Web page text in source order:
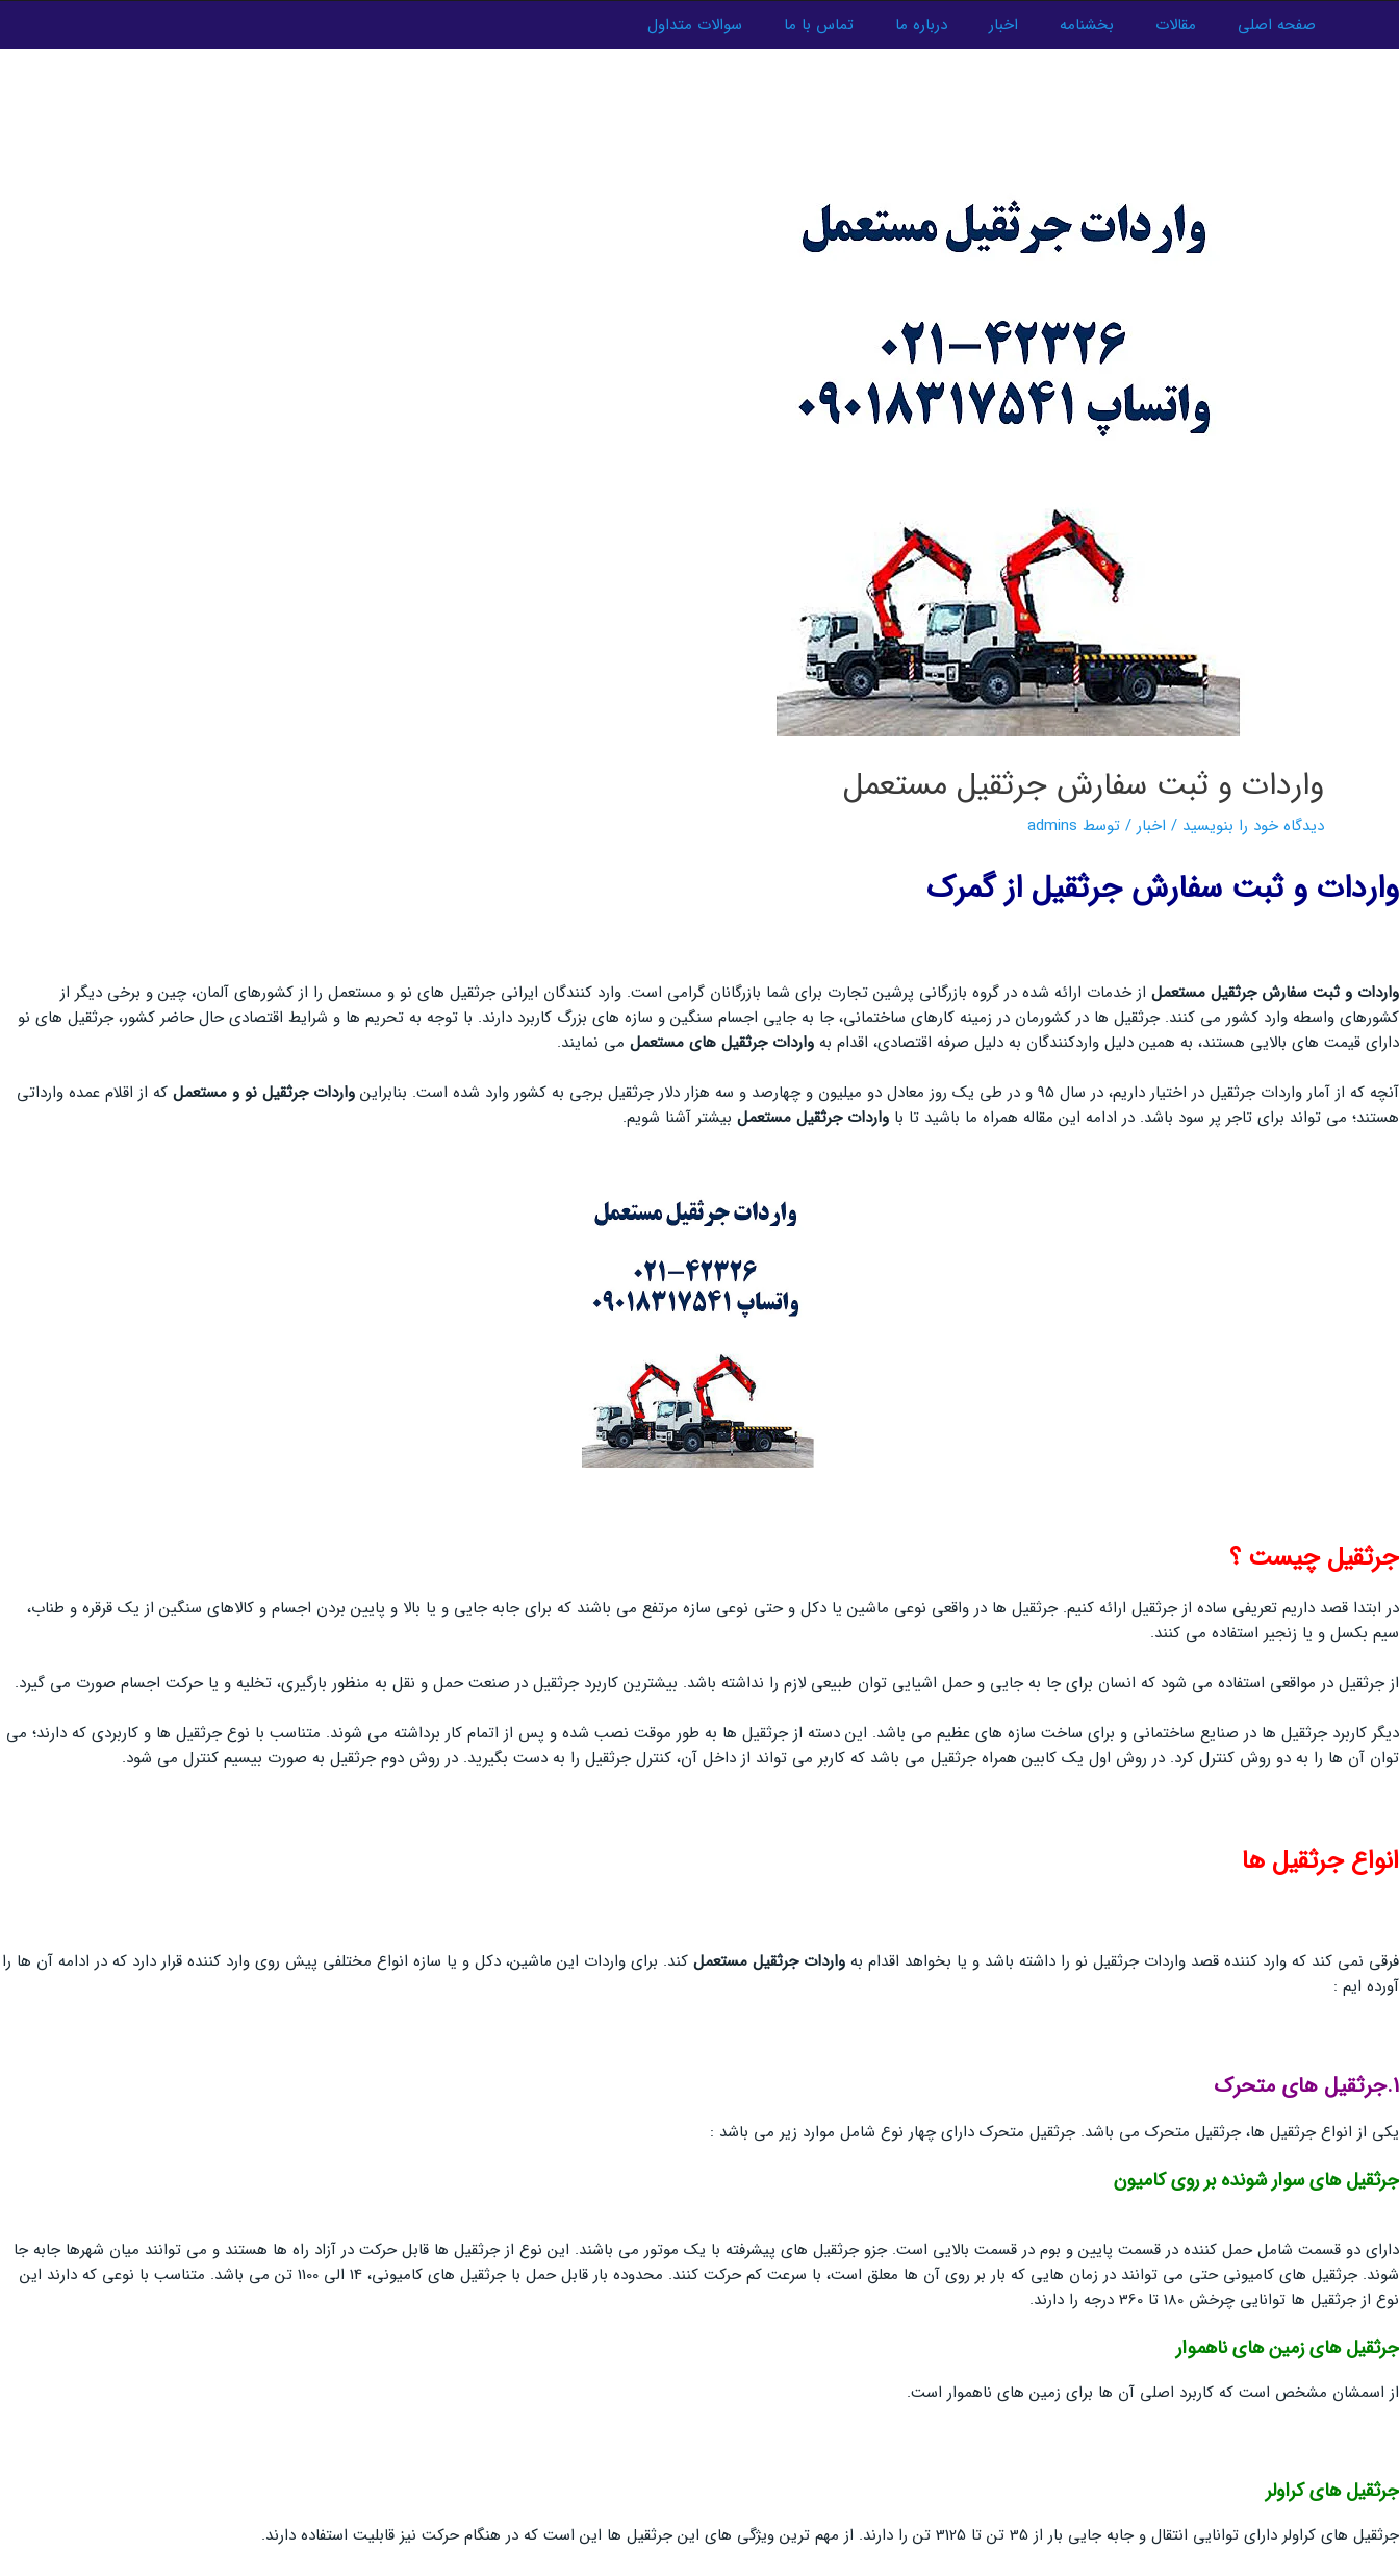
صفحه اصلی مقالات بخشنامه اخبار درباره ما تماس با ما سوالات متداول
واردات و ثبت سفارش جرثقیل مستعمل
دیدگاه‌ خود را بنویسید / اخبار / توسط admins
واردات و ثبت سفارش جرثقیل از گمرک
واردات و ثبت سفارش جرثقیل مستعمل از خدمات ارائه شده در گروه بازرگانی پرشین تجارت برای شما بازرگانان گرامی است. وارد کنندگان ایرانی جرثقیل های نو و مستعمل را از کشورهای آلمان، چین و برخی دیگر از
کشورهای واسطه وارد کشور می کنند. جرثقیل ها در کشورمان در زمینه کارهای ساختمانی، جا به جایی اجسام سنگین و سازه های بزرگ کاربرد دارند. با توجه به تحریم ها و شرایط اقتصادی حال حاضر کشور، جرثقیل های نو
دارای قیمت های بالایی هستند، به همین دلیل واردکنندگان به دلیل صرفه اقتصادی، اقدام به واردات جرثقیل های مستعمل می نمایند.
آنچه که از آمار واردات جرثقیل در اختیار داریم، در سال 95 و در طی یک روز معادل دو میلیون و چهارصد و سه هزار دلار جرثقیل برجی به کشور وارد شده است. بنابراین
واردات جرثقیل نو و مستعمل که از اقلام عمده وارداتی
هستند؛ می تواند برای تاجر پر سود باشد. در ادامه این مقاله همراه ما باشید تا با واردات جرثقیل مستعمل بیشتر آشنا شویم.
جرثقیل چیست ؟
در ابتدا قصد داریم تعریفی ساده از جرثقیل ارائه کنیم. جرثقیل ها در واقعی نوعی ماشین یا دکل و حتی نوعی سازه مرتفع می باشند که برای جابه جایی و یا بالا و پایین بردن اجسام و کالاهای سنگین از یک قرقره و طناب،
سيم بكسل و يا زنجير استفاده می کنند.
از جرثقیل در مواقعی استفاده می شود که انسان برای جا به جایی و حمل اشیایی توان طبیعی لازم را نداشته باشد. بیشترین کاربرد جرثقیل در صنعت حمل و نقل به منظور بارگیری، تخلیه و یا حرکت اجسام صورت می گیرد.
دیگر کاربرد جرثقیل ها در صنایع ساختمانی و برای ساخت سازه های عظیم می باشد. این دسته از جرثقیل ها به طور موقت نصب شده و پس از اتمام کار برداشته می شوند. متناسب با نوع جرثقیل ها و کاربردی که دارند؛ می
توان آن ها را به دو روش کنترل کرد. در روش اول یک کابین همراه جرثقیل می باشد که کاربر می تواند از داخل آن، کنترل جرثقیل را به دست بگیرید. در روش دوم جرثقیل به صورت بیسیم کنترل می شود.
انواع جرثقيل ها
فرقی نمی کند که وارد کننده قصد واردات جرثقیل نو را داشته باشد و یا بخواهد اقدام به واردات جرثقیل مستعمل کند. برای واردات این ماشین، دکل و یا سازه انواع مختلفی پیش روی وارد کننده قرار دارد که در ادامه آن ها را
آورده ایم :
1.جرثقيل هاي متحرك
یکی از انواع جرثقیل ها، جرثقیل متحرک می باشد. جرثقیل متحرک دارای چهار نوع شامل موارد زیر می باشد :
جرثقيل های سوار شونده بر روی کامیون
دارای دو قسمت شامل حمل کننده در قسمت پایین و بوم در قسمت بالایی است. جزو جرثقیل های پیشرفته با یک موتور می باشند. این نوع از جرثقیل ها قابل حرکت در آزاد راه ها هستند و می توانند میان شهرها جابه جا
شوند. جرثقیل های کامیونی حتی می توانند در زمان هایی که بار بر روی آن ها معلق است، با سرعت کم حرکت کنند. محدوده بار قابل حمل با جرثقیل های کامیونی، 14 الی 1100 تن می باشد. متناسب با نوعی که دارند این
نوع از جرثقیل ها توانایی چرخش 180 تا 360 درجه را دارند.
جرثقيل هاي زمین های ناهموار
از اسمشان مشخص است که کاربرد اصلی آن ها برای زمین های ناهموار است.
جرثقيل هاي كراولر
جرثقیل های کراولر دارای توانایی انتقال و جابه جایی بار از 35 تن تا 3125 تن را دارند. از مهم ترین ویژگی های این جرثقیل ها این است که در هنگام حرکت نیز قابلیت استفاده دارند.